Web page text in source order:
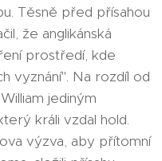
Těsně před přísahou
že anglikánská
prostředí, kde
vyznání". Na rozdíl od
jediným
králi vzdal hold.
výzva, aby přítomní